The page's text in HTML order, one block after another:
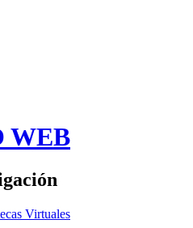
WEB
Virtuales